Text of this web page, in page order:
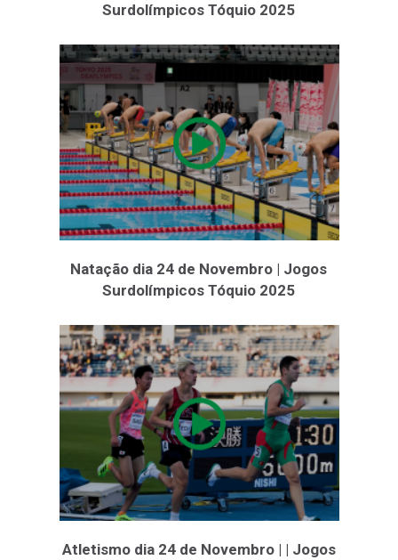
Surdolímpicos Tóquio 2025
Natação dia 24 de Novembro | Jogos
Surdolímpicos Tóquio 2025
Atletismo dia 24 de Novembro | | Jogos